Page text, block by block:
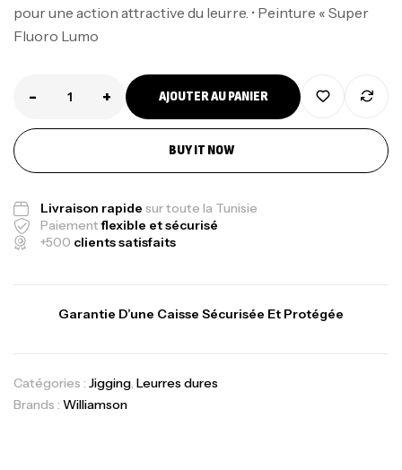
pour une action attractive du leurre. • Peinture « Super
Fluoro Lumo
- + AJOUTER AU PANIER
BUY IT NOW
Livraison rapide sur toute la Tunisie
Paiementflexible et sécurisé
+500 clients satisfaits
Garantie D’une Caisse Sécurisée Et Protégée
Catégories : Jigging, Leurres dures
Brands : Williamson